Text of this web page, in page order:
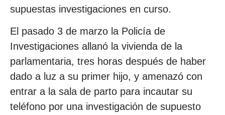
supuestas investigaciones en curso.
El pasado 3 de marzo la Policía de
Investigaciones allanó la vivienda de la
parlamentaria, tres horas después de haber
dado a luz a su primer hijo, y amenazó con
entrar a la sala de parto para incautar su
teléfono por una investigación de supuesto